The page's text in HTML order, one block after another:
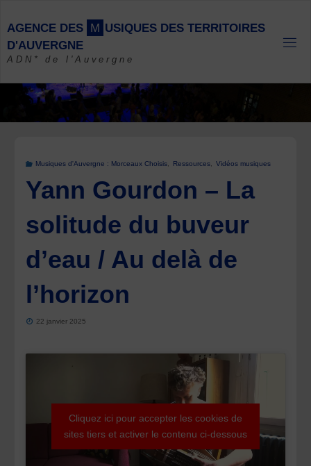
content
AGENCE DES M USIQUES DES TERRITOIRES
D'AUVERGNE
ADN* de l'Auvergne
Musiques d'Auvergne : Morceaux Choisis Ressources Vidéos musiques
Yann Gourdon – La
solitude du buveur
d’eau / Au delà de
l’horizon
22 janvier 2025
Cliquez ici pour accepter les cookies de
sites tiers et activer le contenu ci-dessous